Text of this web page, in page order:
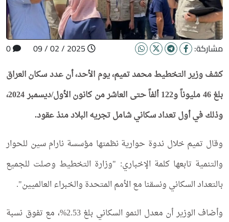
مشاركة:
كشف وزير التخطيط محمد تميم، يوم الأحد، أن عدد سكان العراق
بلغ 46 مليوناً و122 ألفاً حتى العاشر من كانون الأول/ديسمبر 2024،
وذلك في أول تعداد سكاني شامل تجريه البلاد منذ عقود.
وقال تميم خلال ندوة حوارية نظمتها مؤسسة نارام سين للحوار
والتنمية تابعها كلمة الإخباري: "وزارة التخطيط وصلت للجميع
بالتعداد السكاني ونسقنا مع الأمم المتحدة والخبراء العالميين".
وأضاف الوزير أن معدل النمو السكاني بلغ 2.53%، مع تفوق نسبة